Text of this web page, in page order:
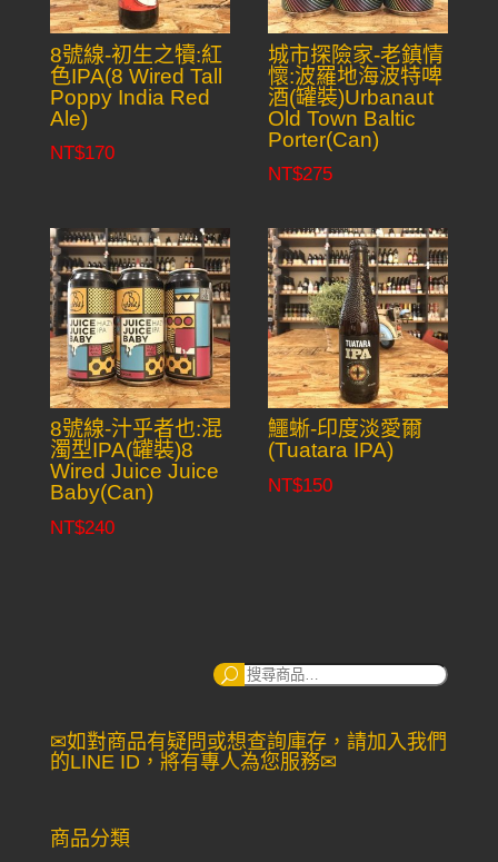
8號線-初生之犢:紅
色IPA(8 Wired Tall
Poppy India Red
Ale)
NT$170
城市探險家-老鎮情
懷:波羅地海波特啤
酒(罐裝)Urbanaut
Old Town Baltic
Porter(Can)
NT$275
8號線-汁乎者也:混
濁型IPA(罐裝)8
Wired Juice Juice
Baby(Can)
NT$240
鱷蜥-印度淡愛爾
(Tuatara IPA)
NT$150
搜
✉如對商品有疑問或想查詢庫存，請加入我們
的LINE ID，將有專人為您服務✉
商品分類